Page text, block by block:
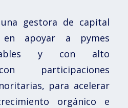
gestora de capital
en apoyar a pymes
y con alto
participaciones
para acelerar
orgánico e